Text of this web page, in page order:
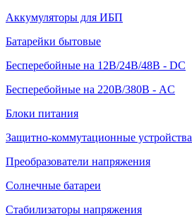
Аккумуляторы для ИБП
Батарейки бытовые
Бесперебойные на 12В/24В/48В - DC
Бесперебойные на 220В/380В - AC
Блоки питания
Защитно-коммутационные устройства
Преобразователи напряжения
Солнечные батареи
Стабилизаторы напряжения